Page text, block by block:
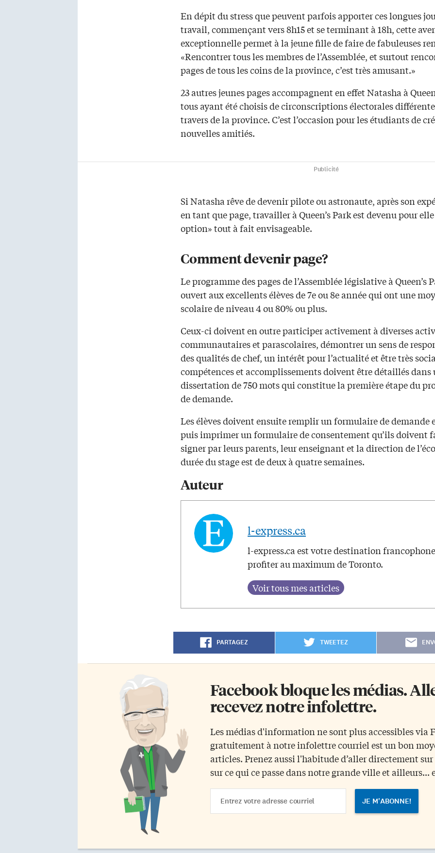
En dépit du stress que peuvent parfois apporter ces longues
travail, commençant vers 8h15 et se terminant à 18h, cette
exceptionnelle permet à la jeune fille de faire de fabuleuses
«Rencontrer tous les membres de l’Assemblée, et surtout
pages de tous les coins de la province, c’est très amusant.»
23 autres jeunes pages accompagnent en effet Natasha à
tous ayant été choisis de circonscriptions électorales
travers de la province. C’est l’occasion pour les étudiants de
nouvelles amitiés.
Publicité
Si Natasha rêve de devenir pilote ou astronaute, après son
en tant que page, travailler à Queen’s Park est devenu pour
option» tout à fait envisageable.
Comment devenir page?
Le programme des pages de l’Assemblée législative à Queen’s
ouvert aux excellents élèves de 7e ou 8e année qui ont une
scolaire de niveau 4 ou 80% ou plus.
Ceux-ci doivent en outre participer activement à diverses
communautaires et parascolaires, démontrer un sens de
des qualités de chef, un intérêt pour l’actualité et être très
compétences et accomplissements doivent être détaillés dans
dissertation de 750 mots qui constitue la première étape du
de demande.
Les élèves doivent ensuite remplir un formulaire de demande
puis imprimer un formulaire de consentement qu’ils doivent
signer par leurs parents, leur enseignant et la direction de
durée du stage est de deux à quatre semaines.
Auteur
l-express.ca
l-express.ca est votre destination
profiter au maximum de Toronto.
PARTAGEZ TWEETEZ
Facebook bloque les médias.
recevez notre infolettre.
Les médias d'information ne sont plus accessibles via
gratuitement à notre infolettre courriel est un bon
articles. Prenez aussi l'habitude d’aller directement
sur ce qui ce passe dans notre grande ville et ailleurs...
Address